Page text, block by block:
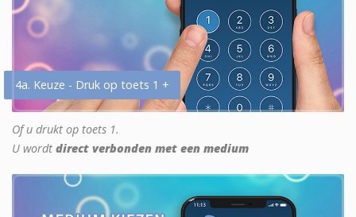
4a. Keuze - Druk op toets 1 +
Of u drukt op toets 1.
U wordt direct verbonden met een medium